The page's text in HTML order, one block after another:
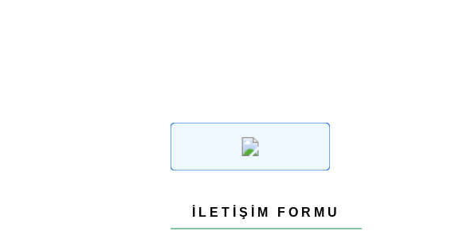
İLETIŞIM FORMU